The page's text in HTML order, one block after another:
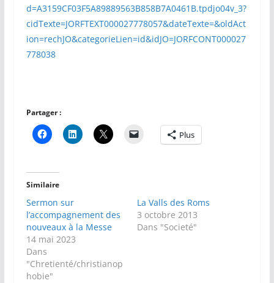
d=A3159CF03F5A89889563B858B7A0461B.tpdjo04v_3?
cidTexte=JORFTEXT000027778057&dateTexte=&oldAct
ion=rechJO&categorieLien=id&idJO=JORFCONT000027
778038
Partager :
Plus
Similaire
Sermon sur
l’accompagnement des
nouveaux à la Messe
14 mai 2023
Dans
"Chretienté/christianop
hobie"
La Valls des Roms
3 octobre 2013
Dans "Societé"